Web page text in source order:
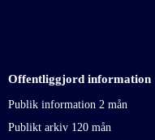
Offentliggjord information
Publik information 2 mån
Publikt arkiv 120 mån